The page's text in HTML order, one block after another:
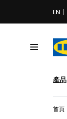
EN
產品
首頁